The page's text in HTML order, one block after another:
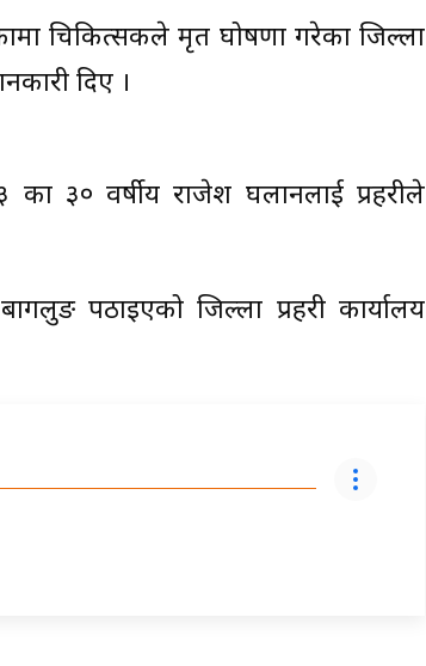
चिकित्सकले मृत घोषणा गरेका जिल्ला
दिए ।
३० वर्षीय राजेश घलानलाई प्रहरीले
पठाइएको जिल्ला प्रहरी कार्यालय